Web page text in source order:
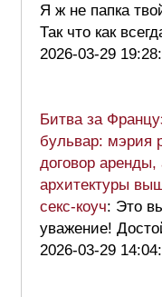
Я ж не папка
Так что как
2026-03-29
Битва за
бульвар: мэрия
договор
архитектуры
секс-коуч: Это
уважение!
2026-03-29